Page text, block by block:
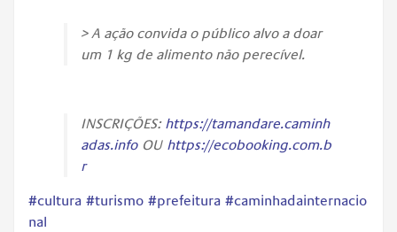
> A ação convida o público alvo a doar
um 1 kg de alimento não perecível.
INSCRIÇÕES: https://tamandare.caminh
adas.infoOU https://ecobooking.com.b
r
#cultura #turismo #prefeitura #caminhadainternacio
nal